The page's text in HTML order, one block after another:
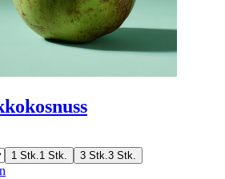
1 Stk.1 Stk. 3 Stk.3 Stk.